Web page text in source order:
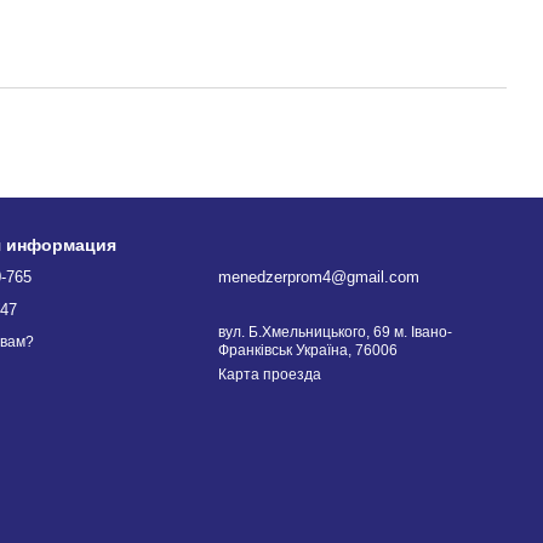
информация
765
menedzerprom4@gmail.com
вул. Б.Хмельницького, 69 м. Івано-
Франківськ Україна, 76006
Карта проезда